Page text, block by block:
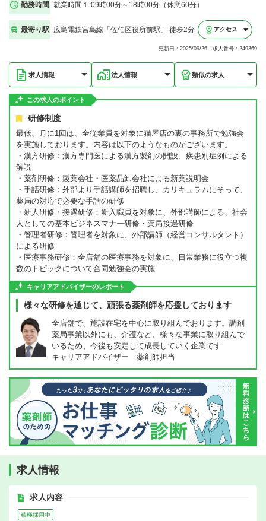
勤務時間 就業時間１:09時00分～18時00分（休憩60分）
最寄り駅 広島電鉄宮島線「佐伯区役所前駅」 徒歩2分 アクセス
更新日：2025/09/26 求人番号：249369
求人情報 法人情報 類似の求人
この求人のポイント
研修制度
最低、月に1回は、全従業員を対象に猫屋店の裏の事務所で勉強会
を実施しております。内容は以下のようなものがございます。
・漢方研修：漢方専門医による漢方製剤の開設、疾患別症例による
解説
・薬剤研修：製薬会社・医薬品卸会社による新薬説明会
・手話研修：外部より手話講師を招聘し、カリキュラムにそって、
薬局の対応で必要な手話の研修
・新人研修・接遇研修：新入職員を対象に、外部講師による、社会
人としての基本ビジネスマナー研修・薬局接遇研修
・管理者研修：管理者を対象に、外部講師（経営コンサルタント）
による研修
・医療事務研修：全店舗の医療事務を対象に、日常業務に役立つ複
数のトピックについて合同勉強会の実施
キャリアアドバイザーのレポート
様々な研修を通じて、頑張る薬剤師を応援しております
全店舗で、施設在宅を中心に取り組んでおります。調剤
薬局事業以外にも、介護など、様々な事業に取り組んで
いるため、今後も安定して成長していく企業です
キャリアアドバイザー 薬剤師担当
求人情報
求人内容
積極採用中